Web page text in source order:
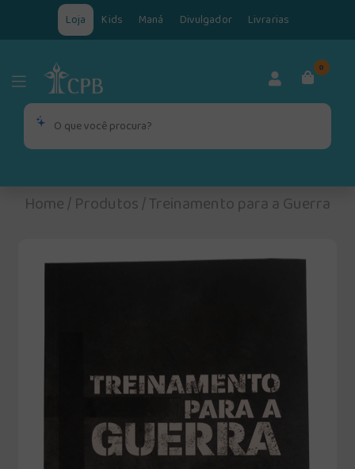
Loja Kids Maná Divulgador Livrarias
0
Home/Produtos/Treinamento para a Guerra